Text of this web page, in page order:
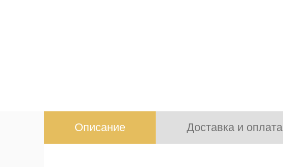
Описание Доставка и оплата